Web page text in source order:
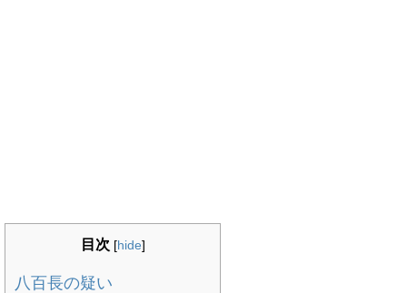
目次 [hide]
八百長の疑い